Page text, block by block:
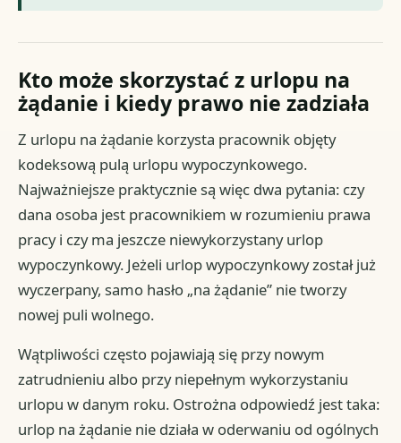
Kto może skorzystać z urlopu na
żądanie i kiedy prawo nie zadziała
Z urlopu na żądanie korzysta pracownik objęty
kodeksową pulą urlopu wypoczynkowego.
Najważniejsze praktycznie są więc dwa pytania: czy
dana osoba jest pracownikiem w rozumieniu prawa
pracy i czy ma jeszcze niewykorzystany urlop
wypoczynkowy. Jeżeli urlop wypoczynkowy został już
wyczerpany, samo hasło „na żądanie” nie tworzy
nowej puli wolnego.
Wątpliwości często pojawiają się przy nowym
zatrudnieniu albo przy niepełnym wykorzystaniu
urlopu w danym roku. Ostrożna odpowiedź jest taka:
urlop na żądanie nie działa w oderwaniu od ogólnych